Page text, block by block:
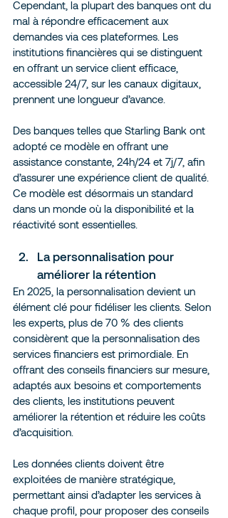
Cependant, la plupart des banques ont du
mal à répondre efficacement aux
demandes via ces plateformes. Les
institutions financières qui se distinguent
en offrant un service client efficace,
accessible 24/7, sur les canaux digitaux,
prennent une longueur d’avance.
Des banques telles que Starling Bank ont
adopté ce modèle en offrant une
assistance constante, 24h/24 et 7j/7, afin
d’assurer une expérience client de qualité.
Ce modèle est désormais un standard
dans un monde où la disponibilité et la
réactivité sont essentielles.
La personnalisation pour
améliorer la rétention
En 2025, la personnalisation devient un
élément clé pour fidéliser les clients. Selon
les experts, plus de 70 % des clients
considèrent que la personnalisation des
services financiers est primordiale. En
offrant des conseils financiers sur mesure,
adaptés aux besoins et comportements
des clients, les institutions peuvent
améliorer la rétention et réduire les coûts
d’acquisition.
Les données clients doivent être
exploitées de manière stratégique,
permettant ainsi d’adapter les services à
chaque profil, pour proposer des conseils